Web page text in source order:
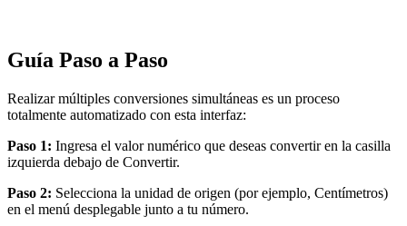
Guía Paso a Paso
Realizar múltiples conversiones simultáneas es un proceso
totalmente automatizado con esta interfaz:
Paso 1: Ingresa el valor numérico que deseas convertir en la casilla
izquierda debajo de Convertir.
Paso 2: Selecciona la unidad de origen (por ejemplo, Centímetros)
en el menú desplegable junto a tu número.